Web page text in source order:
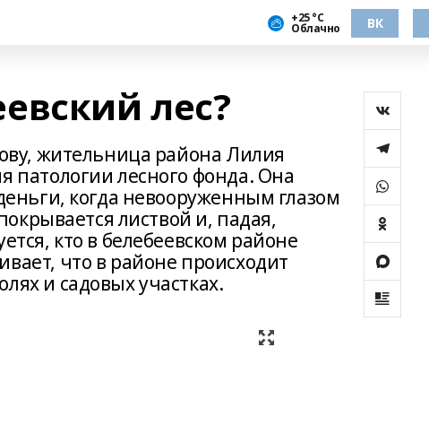
+25 °С
Облачно ВК
лес?
жительница района Лилия
патологии лесного фонда. Она
когда невооруженным глазом
листвой и, падая,
кто в белебеевском районе
что в районе происходит
и садовых участках.